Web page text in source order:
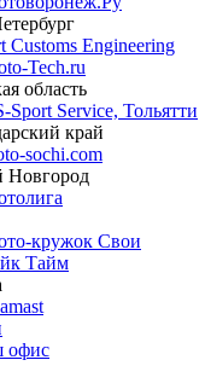
Customs Engineering
Tech.ru
область
Sport Service, Тольятти
край
sochi.com
кружок Свои
Тайм
офис